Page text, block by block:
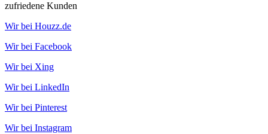
zufriedene Kunden
Wir bei Houzz.de
Wir bei Facebook
Wir bei Xing
Wir bei LinkedIn
Wir bei Pinterest
Wir bei Instagram